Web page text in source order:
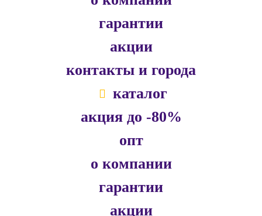
гарантии
акции
контакты и города
каталог
акция до -80%
опт
о компании
гарантии
акции